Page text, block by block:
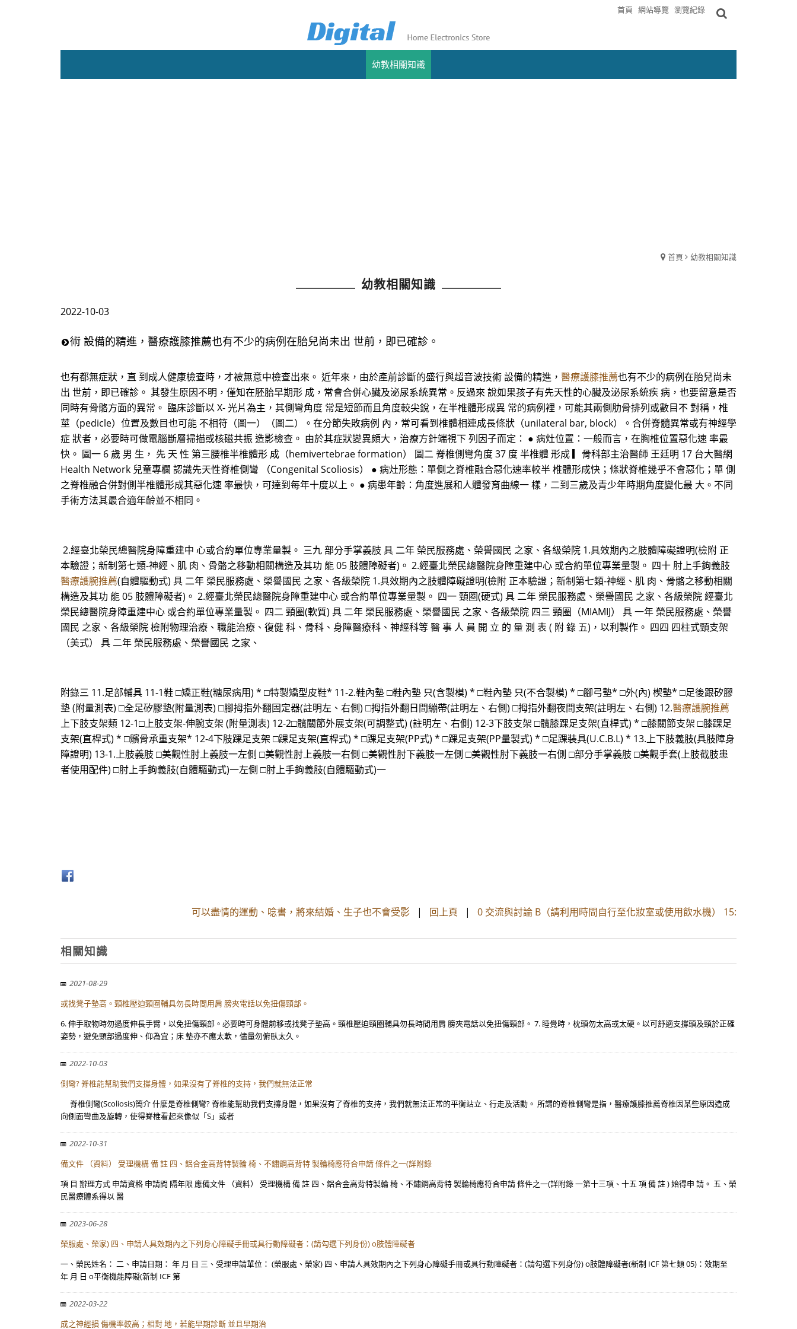
首頁 網站導覽 瀏覽紀錄
幼教相關知識
首頁 幼教相關知識
幼教相關知識
2022-10-03
術 設備的精進，醫療護膝推薦也有不少的病例在胎兒尚未出 世前，即已確診。
也有都無症狀，直 到成人健康檢查時，才被無意中檢查出來。 近年來，由於產前診斷的盛行與超音波技術 設備的精進， 醫療護膝推薦也有不少的病例在胎兒尚未
出 世前，即已確診。 其發生原因不明，僅知在胚胎早期形 成，常會合併心臟及泌尿系統異常。反過來 說如果孩子有先天性的心臟及泌尿系統疾 病，也要留意是否
同時有骨骼方面的異常。 臨床診斷以 X- 光片為主，其側彎角度 常是短節而且角度較尖銳，在半椎體形成異 常的病例裡，可能其兩側肋骨排列或數目不 對稱，椎
莖（pedicle）位置及數目也可能 不相符（圖一）（圖二）。在分節失敗病例 內，常可看到椎體相連成長條狀（unilateral bar, block）。合併脊髓異常或有神經學
症 狀者，必要時可做電腦斷層掃描或核磁共振 造影檢查。 由於其症狀變異頗大，治療方針端視下 列因子而定： ● 病灶位置：一般而言，在胸椎位置惡化速 率最
快。 圖一 6 歲 男 生， 先 天 性 第三腰椎半椎體形 成（hemivertebrae formation） 圖二 脊椎側彎角度 37 度 半椎體 形成 ▎骨科部主治醫師 王廷明 17 台大醫網
Health Network 兒童專欄 認識先天性脊椎側彎 （Congenital Scoliosis） ● 病灶形態：單側之脊椎融合惡化速率較半 椎體形成快；條狀脊椎幾乎不會惡化；單 側
之脊椎融合併對側半椎體形成其惡化速 率最快，可達到每年十度以上。 ● 病患年齡：角度進展和人體發育曲線一 樣，二到三歲及青少年時期角度變化最 大。不同
手術方法其最合適年齡並不相同。
2.經臺北榮民總醫院身障重建中 心或合約單位專業量製。 三九 部分手掌義肢 具 二年 榮民服務處、榮譽國民 之家、各級榮院 1.具效期內之肢體障礙證明(檢附 正
本驗證；新制第七類-神經、肌 肉、骨骼之移動相關構造及其功 能 05 肢體障礙者)。 2.經臺北榮民總醫院身障重建中心 或合約單位專業量製。 四十 肘上手鉤義肢
醫療護腕推薦(自體驅動式) 具 二年 榮民服務處、榮譽國民 之家、各級榮院 1.具效期內之肢體障礙證明(檢附 正本驗證；新制第七類-神經、肌 肉、骨骼之移動相關
構造及其功 能 05 肢體障礙者)。 2.經臺北榮民總醫院身障重建中心 或合約單位專業量製。 四一 頸圈(硬式) 具 二年 榮民服務處、榮譽國民 之家、各級榮院 經臺北
榮民總醫院身障重建中心 或合約單位專業量製。 四二 頸圈(軟質) 具 二年 榮民服務處、榮譽國民 之家、各級榮院 四三 頸圈（MIAMIJ） 具 一年 榮民服務處、榮譽
國民 之家、各級榮院 檢附物理治療、職能治療、復健 科、骨科、身障醫療科、神經科等 醫 事 人 員 開 立 的 量 測 表 ( 附 錄 五)，以利製作。 四四 四柱式頸支架
（美式） 具 二年 榮民服務處、榮譽國民 之家、
附錄三 11.足部輔具 11-1鞋 □矯正鞋(糖尿病用) * □特製矯型皮鞋* 11-2.鞋內墊 □鞋內墊 只(含製模) * □鞋內墊 只(不合製模) * □腳弓墊* □外(內) 楔墊* □足後跟矽膠
墊 (附量測表) □全足矽膠墊(附量測表) □腳拇指外翻固定器(註明左、右側) □拇指外翻日間繃帶(註明左、右側) □拇指外翻夜間支架(註明左、右側) 12.醫療護腕推薦
上下肢支架類 12-1□上肢支架-伸腕支架 (附量測表) 12-2□髖關節外展支架(可調整式) (註明左、右側) 12-3下肢支架 □髖膝踝足支架(直桿式) * □膝關節支架 □膝踝足
支架(直桿式) * □髕骨承重支架* 12-4下肢踝足支架 □踝足支架(直桿式) * □踝足支架(PP式) * □踝足支架(PP量製式) * □足踝裝具(U.C.B.L) * 13.上下肢義肢(具肢障身
障證明) 13-1.上肢義肢 □美觀性肘上義肢一左側 □美觀性肘上義肢一右側 □美觀性肘下義肢一左側 □美觀性肘下義肢一右側 □部分手掌義肢 □美觀手套(上肢截肢患
者使用配件) □肘上手鉤義肢(自體驅動式)一左側 □肘上手鉤義肢(自體驅動式)一
可以盡情的運動、唸書，將來結婚、生子也不會受影 | 回上頁 | 0 交流與討論 B（請利用時間自行至化妝室或使用飲水機） 15:
相關知識
2021-08-29
或找凳子墊高。頸椎壓迫頸圈輔具勿長時間用肩 膀夾電話以免扭傷頸部。
6. 伸手取物時勿過度伸長手臂，以免扭傷頸部。必要時可身體前移或找凳子墊高。頸椎壓迫頸圈輔具勿長時間用肩 膀夾電話以免扭傷頸部。 7. 睡覺時，枕頭勿太高或太硬。以可舒適支撐頭及頸於正確
姿勢，避免頸部過度伸、仰為宜；床 墊亦不應太軟，儘量勿俯臥太久。
2022-10-03
側彎? 脊椎能幫助我們支撐身體，如果沒有了脊椎的支持，我們就無法正常
脊椎側彎(Scoliosis)簡介 什麼是脊椎側彎? 脊椎能幫助我們支撐身體，如果沒有了脊椎的支持，我們就無法正常的平衡站立、行走及活動。 所謂的脊椎側彎是指，醫療護膝推薦脊椎因某些原因造成
向側面彎曲及旋轉，使得脊椎看起來像似「S」或者
2022-10-31
備文件 （資料） 受理機構 備 註 四、鋁合金高背特製輪 椅、不鏽鋼高背特 製輪椅應符合申請 條件之一(詳附錄
項 目 辦理方式 申請資格 申請間 隔年限 應備文件 （資料） 受理機構 備 註 四、鋁合金高背特製輪 椅、不鏽鋼高背特 製輪椅應符合申請 條件之一(詳附錄 一第十三項、十五 項 備 註 ) 始得申 請。 五、榮
民醫療體系得以 醫
2023-06-28
榮服處、榮家) 四、申請人具效期內之下列身心障礙手冊或具行動障礙者：(請勾選下列身份) o肢體障礙者
一、榮民姓名： 二、申請日期： 年 月 日 三、受理申請單位： (榮服處、榮家) 四、申請人具效期內之下列身心障礙手冊或具行動障礙者：(請勾選下列身份) o肢體障礙者(新制 ICF 第七類 05)：效期至
年 月 日 o平衡機能障礙(新制 ICF 第
2022-03-22
成之神經損 傷機率較高；相對 地，若能早期診斷 並且早期治